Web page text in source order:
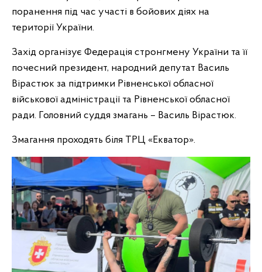
поранення під час участі в бойових діях на
території України.
Захід організує Федерація стронгмену України та її
почесний президент, народний депутат Василь
Вірастюк за підтримки Рівненської обласної
військової адміністрації та Рівненської обласної
ради. Головний суддя змагань – Василь Вірастюк.
Змагання проходять біля ТРЦ «Екватор».